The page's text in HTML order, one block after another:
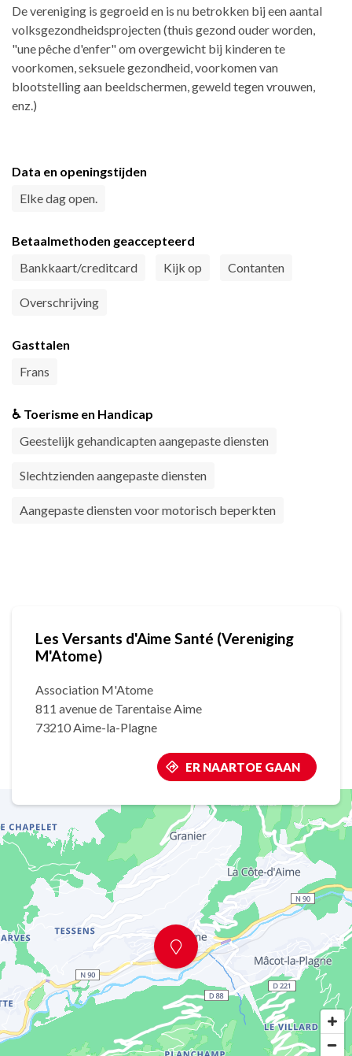
De vereniging is gegroeid en is nu betrokken bij een aantal
volksgezondheidsprojecten (thuis gezond ouder worden,
"une pêche d'enfer" om overgewicht bij kinderen te
voorkomen, seksuele gezondheid, voorkomen van
blootstelling aan beeldschermen, geweld tegen vrouwen,
enz.)
Data en openingstijden
Elke dag open.
Betaalmethoden geaccepteerd
Bankkaart/creditcard
Kijk op Contanten
Overschrijving
Gasttalen
Frans
♿ Toerisme en Handicap
Geestelijk gehandicapten aangepaste diensten
Slechtzienden aangepaste diensten
Aangepaste diensten voor motorisch beperkten
Les Versants d'Aime Santé (Vereniging
M'Atome)
Association M'Atome
811 avenue de Tarentaise Aime
73210 Aime-la-Plagne
ER NAARTOE GAAN